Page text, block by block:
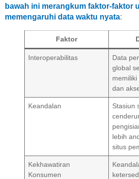
bawah ini merangkum faktor-faktor
memengaruhi data waktu nyata:
Faktor
Interoperabilitas
Data
global
dan
Keandalan
Stasiun
lebih
situs
Kekhawatiran
Konsumen